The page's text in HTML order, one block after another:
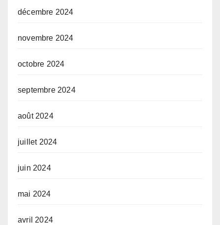
décembre 2024
novembre 2024
octobre 2024
septembre 2024
août 2024
juillet 2024
juin 2024
mai 2024
avril 2024